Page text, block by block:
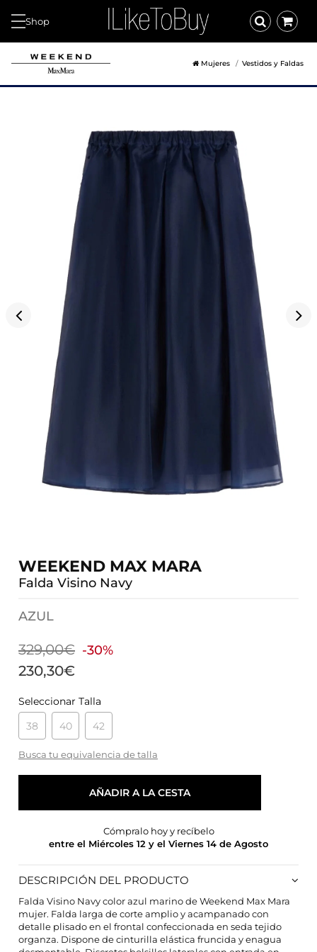
Shop
Mujeres Vestidos y Faldas
WEEKEND MAX MARA
Falda Visino Navy
AZUL
329,00€ -30%
230,30€
Seleccionar Talla
38
40 42
Busca tu equivalencia de talla
AÑADIR A LA CESTA
Cómpralo hoy y recíbelo
entre el Miércoles 12 y el Viernes 14 de Agosto
DESCRIPCIÓN DEL PRODUCTO
Falda Visino Navy color azul marino de Weekend Max Mara
mujer. Falda larga de corte amplio y acampanado con
detalle plisado en el frontal confeccionada en seda tejido
organza. Dispone de cinturilla elástica fruncida y enagua
CONFIGURACIÓN DE COOKIES